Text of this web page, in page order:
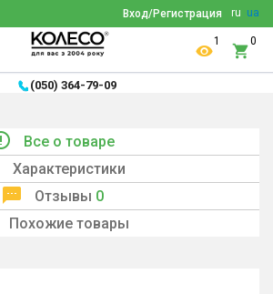
ru ua
Вход/Регистрация
1 0
(050) 364-79-09
Все о товаре
Характеристики
Отзывы 0
Похожие товары